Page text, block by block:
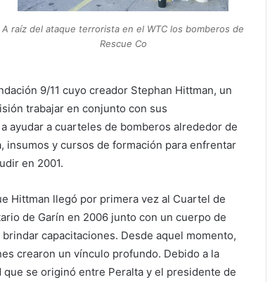
A raíz del ataque terrorista en el WTC los bomberos de
Rescue Co
9/11 cuyo creador Stephan Hittman, un
trabajar en conjunto con sus
ayudar a cuarteles de bomberos alrededor de
y cursos de formación para enfrentar
en 2001.
Hittman llegó por primera vez al Cuartel de
de Garín en 2006 junto con un cuerpo de
capacitaciones. Desde aquel momento,
crearon un vínculo profundo. Debido a la
que se originó entre Peralta y el presidente de